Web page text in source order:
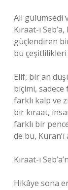
Ali gülümsedi
Kıraat-ı
güçlendiren
bu çeşitlilikleri
Elif, bir an
biçimi, sadece
farklı kalp ve
bir kıraat,
farklı bir
de bu,
Kıraat-ı
Hikâye sona